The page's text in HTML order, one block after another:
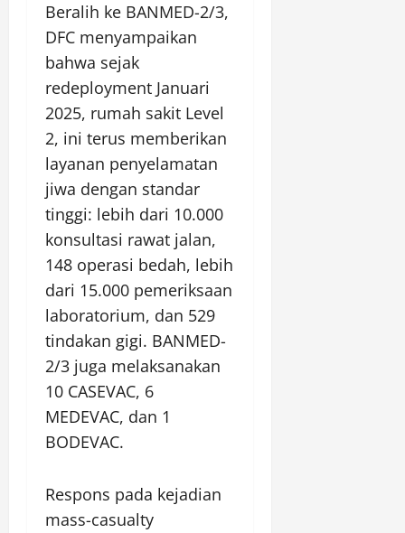
Beralih ke BANMED-2/3,
DFC menyampaikan
bahwa sejak
redeployment Januari
2025, rumah sakit Level
2, ini terus memberikan
layanan penyelamatan
jiwa dengan standar
tinggi: lebih dari 10.000
konsultasi rawat jalan,
148 operasi bedah, lebih
dari 15.000 pemeriksaan
laboratorium, dan 529
tindakan gigi. BANMED-
2/3 juga melaksanakan
10 CASEVAC, 6
MEDEVAC, dan 1
BODEVAC.
Respons pada kejadian
mass-casualty